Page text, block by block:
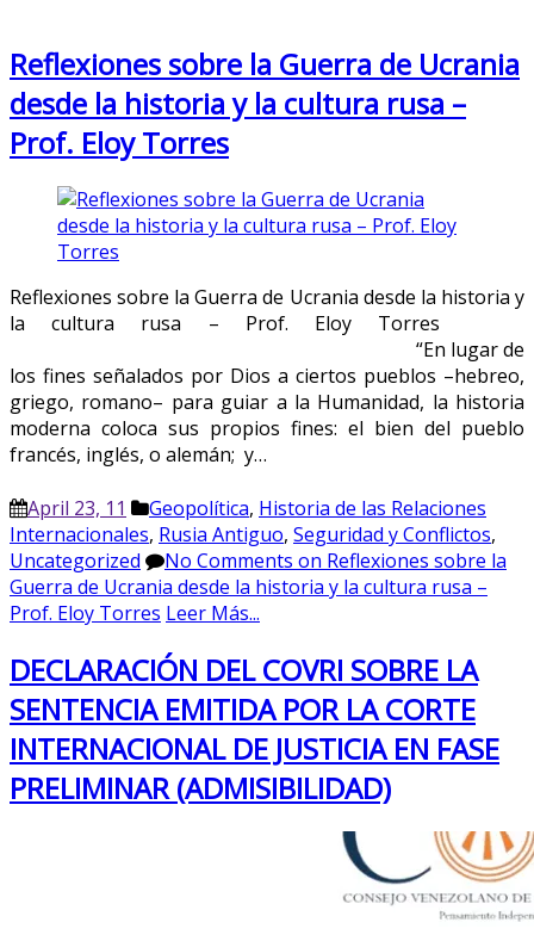
Reflexiones sobre la Guerra de Ucrania
desde la historia y la cultura rusa –
Prof. Eloy Torres
Reflexiones sobre la Guerra de Ucrania desde la historia y
la cultura rusa – Prof. Eloy Torres
“En lugar de
los fines señalados por Dios a ciertos pueblos –hebreo,
griego, romano– para guiar a la Humanidad, la historia
moderna coloca sus propios fines: el bien del pueblo
francés, inglés, o alemán; y…
April 23, 11 Geopolítica, Historia de las Relaciones
Internacionales, Rusia Antiguo, Seguridad y Conflictos,
Uncategorized
No Comments on Reflexiones sobre la
Guerra de Ucrania desde la historia y la cultura rusa –
Prof. Eloy Torres Leer Más...
DECLARACIÓN DEL COVRI SOBRE LA
SENTENCIA EMITIDA POR LA CORTE
INTERNACIONAL DE JUSTICIA EN FASE
PRELIMINAR (ADMISIBILIDAD)